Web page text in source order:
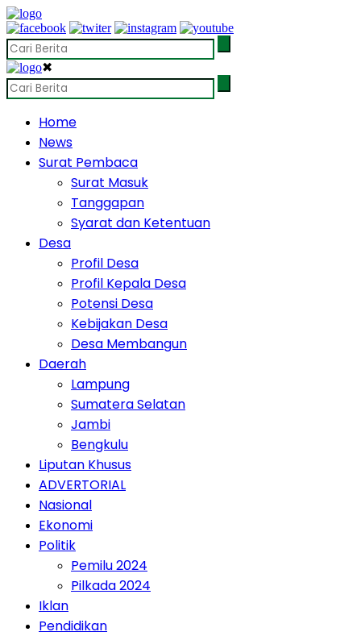
✖
Home
News
Surat Pembaca
Surat Masuk
Tanggapan
Syarat dan Ketentuan
Desa
Profil Desa
Profil Kepala Desa
Potensi Desa
Kebijakan Desa
Desa Membangun
Daerah
Lampung
Sumatera Selatan
Jambi
Bengkulu
Liputan Khusus
ADVERTORIAL
Nasional
Ekonomi
Politik
Pemilu 2024
Pilkada 2024
Iklan
Pendidikan